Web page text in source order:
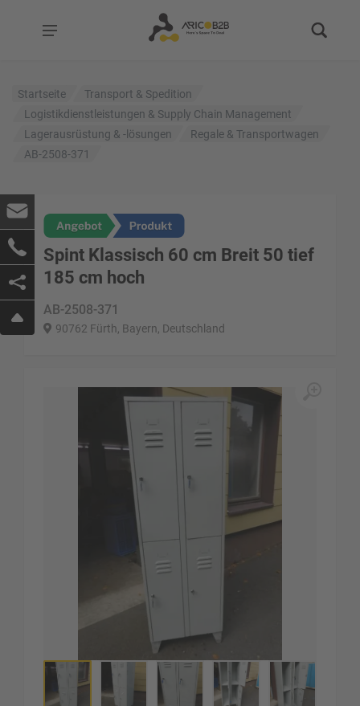
Startseite
Transport & Spedition
Logistikdienstleistungen & Supply Chain Management
Lagerausrüstung & -lösungen
Regale & Transportwagen
AB-2508-371
Spint Klassisch 60 cm Breit 50 tief
185 cm hoch
AB-2508-371
90762 Fürth, Bayern, Deutschland